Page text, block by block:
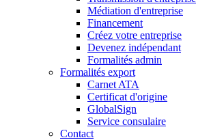
Médiation d'entreprise
Financement
Créez votre entreprise
Devenez indépendant
Formalités admin
Formalités export
Carnet ATA
Certificat d'origine
GlobalSign
Service consulaire
Contact